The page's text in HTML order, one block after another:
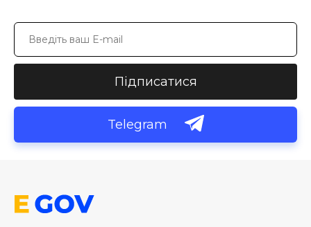
Підписатися
Telegram